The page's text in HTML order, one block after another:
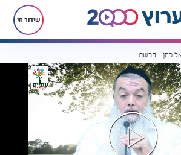
שידור חי
כהן - פרשת ראה